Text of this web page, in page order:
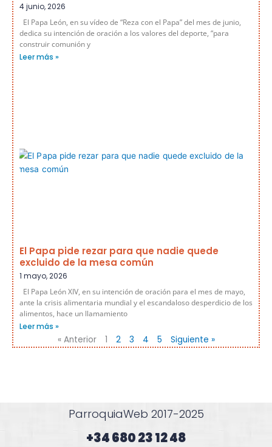
4 junio, 2026
El Papa León, en su vídeo de “Reza con el Papa” del mes de junio,
dedica su intención de oración a los valores del deporte, “para
construir comunión y
Leer más »
El Papa pide rezar para que nadie quede
excluido de la mesa común
1 mayo, 2026
El Papa León XIV, en su intención de oración para el mes de mayo,
ante la crisis alimentaria mundial y el escandaloso desperdicio de los
alimentos, hace un llamamiento
Leer más »
« Anterior 1 2 3 4 5 Siguiente »
ParroquiaWeb 2017-2025
+34 680 23 12 48​